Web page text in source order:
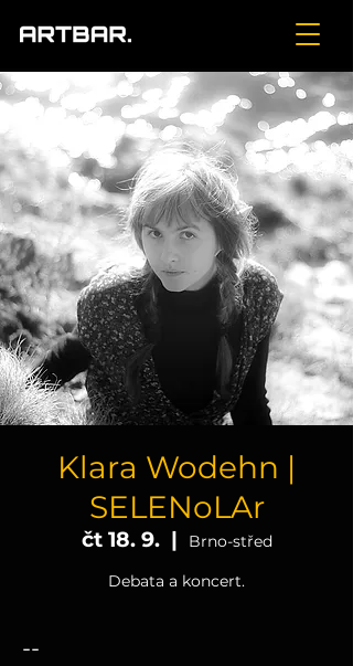
Klara Wodehn |
SELENoLAr
čt 18. 9.
  |
Brno-střed
Debata a koncert.
--